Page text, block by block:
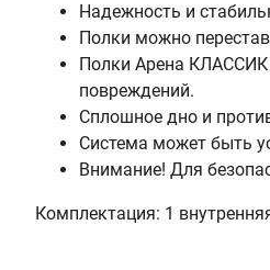
Надежность и
Полки можно
Полки Арена КЛАССИК
повреждений.
Сплошное дно и
Система может быть
Внимание! Для
Комплектация: 1